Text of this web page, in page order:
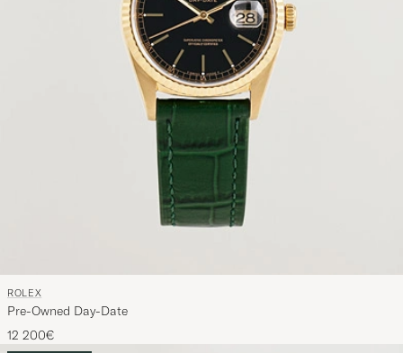
ROLEX
Pre-Owned Day-Date
12 200€